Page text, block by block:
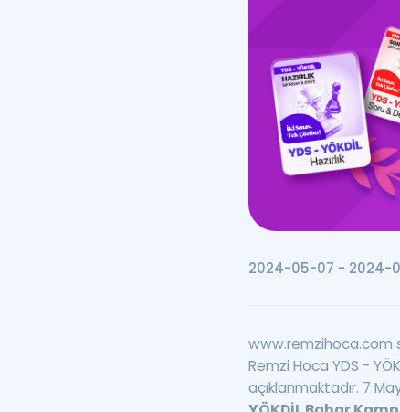
2024-05-07 - 2024-
www.remzihoca.com
Remzi Hoca YDS -
açıklanmaktadır. 7